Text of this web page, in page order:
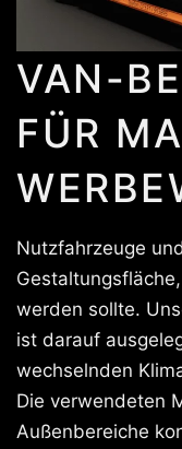
VAN-
FÜR
Nutzfahrzeuge
werden sollte.
ist darauf
wechselnden
Die verwendeten
Außenbereiche